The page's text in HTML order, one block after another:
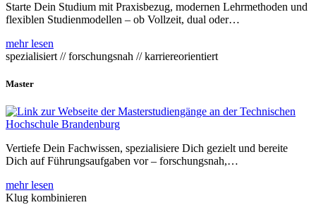
Starte Dein Studium mit Praxisbezug, modernen Lehrmethoden und
flexiblen Studienmodellen – ob Vollzeit, dual oder…
mehr lesen
spezialisiert // forschungsnah // karriereorientiert
Master
Vertiefe Dein Fachwissen, spezialisiere Dich gezielt und bereite
Dich auf Führungsaufgaben vor – forschungsnah,…
mehr lesen
Klug kombinieren